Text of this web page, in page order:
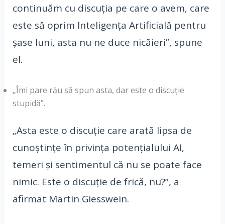
continuăm cu discuția pe care o avem, care
este să oprim Inteligența Artificială pentru
șase luni, asta nu ne duce nicăieri”, spune
el.
„Îmi pare rău să spun asta, dar este o discuție
stupidă”.
„Asta este o discuție care arată lipsa de
cunoștințe în privința potențialului AI,
temeri și sentimentul că nu se poate face
nimic. Este o discuție de frică, nu?”, a
afirmat Martin Giesswein.